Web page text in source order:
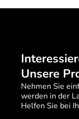
Unsere
Nehmen Sie
werden in der
Helfen Sie bei